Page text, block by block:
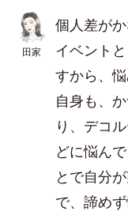
田家
個人差が
イベント
すから、
自身も、
り、デコ
どに悩ん
とで自分
で、諦め